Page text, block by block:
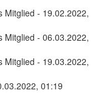
Mitglied - 19.02.2022,
Mitglied - 06.03.2022,
Mitglied - 19.03.2022,
01:19